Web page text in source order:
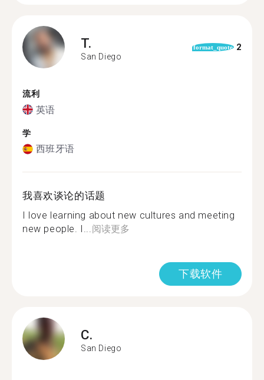
T.
San Diego
format_quote 2
流利
英语
学
西班牙语
我喜欢谈论的话题
I love learning about new cultures and meeting
new people. I...阅读更多
下载软件
C.
San Diego